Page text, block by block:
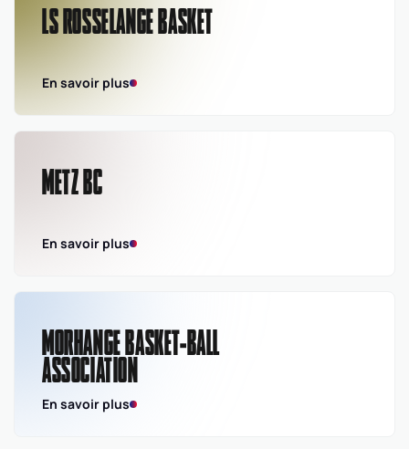
LS ROSSELANGE BASKET
En savoir plus
METZ BC
En savoir plus
MORHANGE BASKET-BALL
ASSOCIATION
En savoir plus